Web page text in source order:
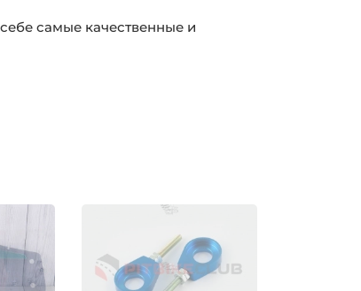
самые качественные и